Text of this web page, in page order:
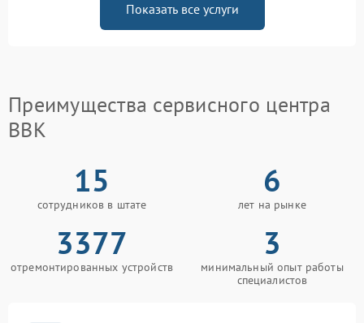
Показать все услуги
Преимущества сервисного центра
BBK
15
сотрудников в штате
6
лет на рынке
3377
отремонтированных устройств
3
минимальный опыт работы
специалистов